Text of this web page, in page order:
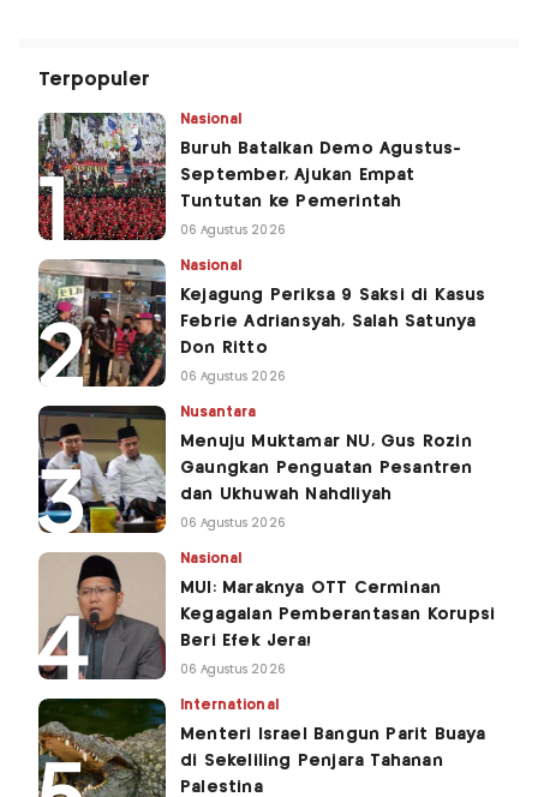
Terpopuler
Nasional
Buruh Batalkan Demo Agustus-
September, Ajukan Empat
Tuntutan ke Pemerintah
06 Agustus 2026
Nasional
Kejagung Periksa 9 Saksi di Kasus
Febrie Adriansyah, Salah Satunya
Don Ritto
06 Agustus 2026
Nusantara
Menuju Muktamar NU, Gus Rozin
Gaungkan Penguatan Pesantren
dan Ukhuwah Nahdliyah
06 Agustus 2026
Nasional
MUI: Maraknya OTT Cerminan
Kegagalan Pemberantasan Korupsi
Beri Efek Jera!
06 Agustus 2026
International
Menteri Israel Bangun Parit Buaya
di Sekeliling Penjara Tahanan
Palestina